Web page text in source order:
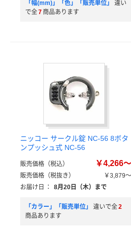
「幅(mm)」「色」「販売単位」
違い
で全7 商品あります
ニッコー サークル錠 NC-56 8ボタ
ンプッシュ式 NC-56
販売価格（税込） ￥4,266～
販売価格（税抜き）
￥3,879～
お届け日
： 8月20日（木）まで
「カラー」「販売単位」 違いで全2
商品あります